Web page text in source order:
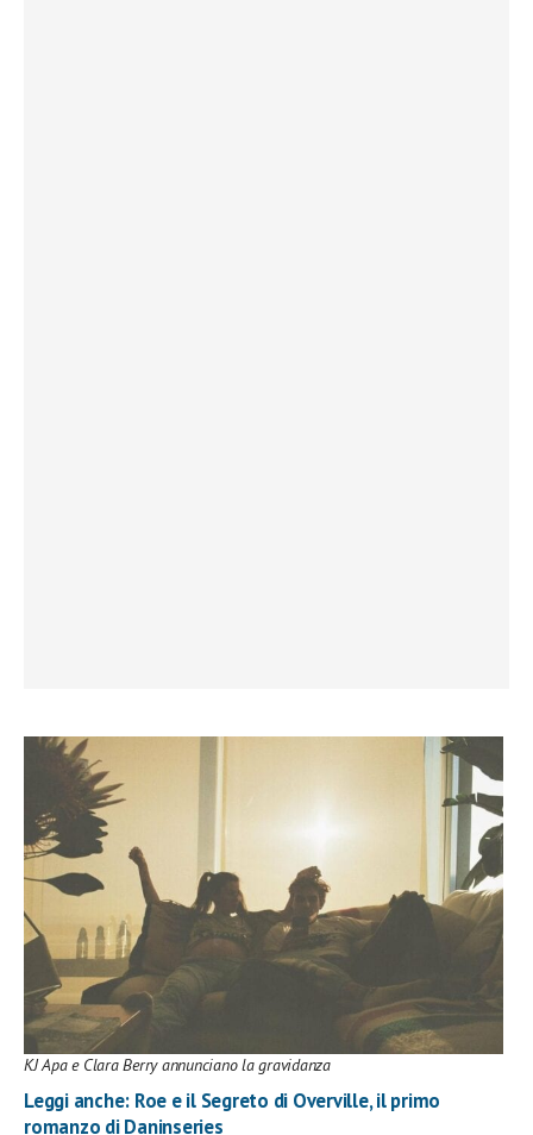
KJ Apa e Clara Berry annunciano la gravidanza
Leggi anche: Roe e il Segreto di Overville, il primo
romanzo di Daninseries